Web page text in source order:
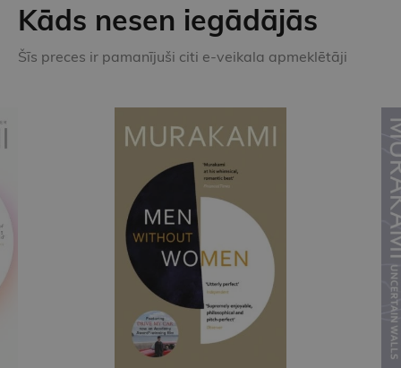
Kāds nesen iegādājās
Šīs preces ir pamanījuši citi e-veikala apmeklētāji